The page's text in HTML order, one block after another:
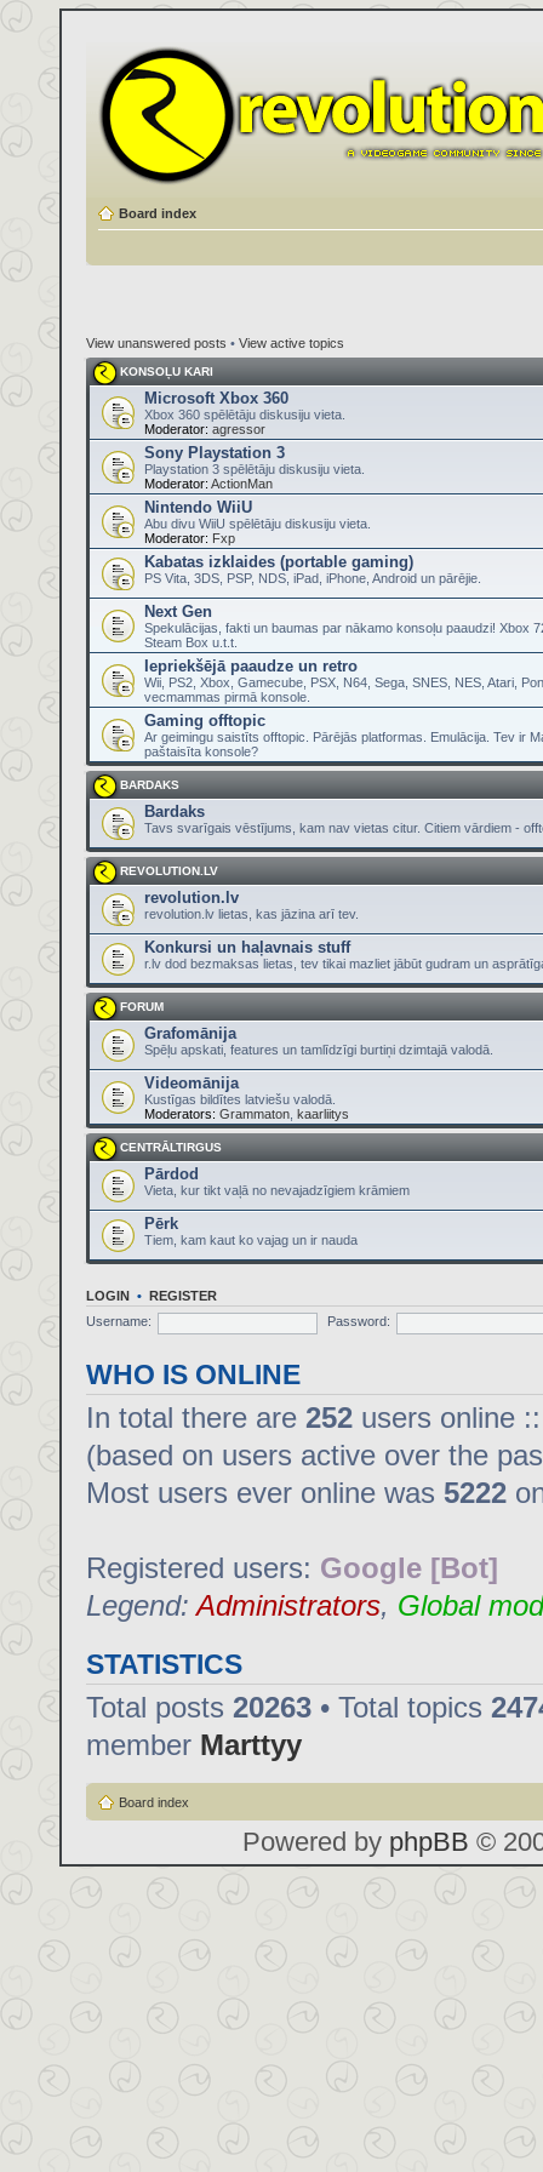
Board index
View unanswered posts • View active topics
KONSOĻU KARI
Microsoft Xbox 360
Xbox 360 spēlētāju diskusiju vieta.
Moderator: agressor
Sony Playstation 3
Playstation 3 spēlētāju diskusiju vieta.
Moderator: ActionMan
Nintendo WiiU
Abu divu WiiU spēlētāju diskusiju vieta.
Moderator: Fxp
Kabatas izklaides (portable gaming)
PS Vita, 3DS, PSP, NDS, iPad, iPhone, Android un pārējie.
Next Gen
Spekulācijas, fakti un baumas par nākamo konsoļu paaudzi! Xbox
Steam Box u.t.t.
Iepriekšējā paaudze un retro
Wii, PS2, Xbox, Gamecube, PSX, N64, Sega, SNES, NES, Atari,
vecmammas pirmā konsole.
Gaming offtopic
Ar geimingu saistīts offtopic. Pārējās platformas. Emulācija. Tev ir
paštaisīta konsole?
BARDAKS
Bardaks
Tavs svarīgais vēstījums, kam nav vietas citur. Citiem vārdiem -
REVOLUTION.LV
revolution.lv
revolution.lv lietas, kas jāzina arī tev.
Konkursi un haļavnais stuff
r.lv dod bezmaksas lietas, tev tikai mazliet jābūt gudram un
FORUM
Grafomānija
Spēļu apskati, features un tamlīdzīgi burtiņi dzimtajā valodā.
Videomānija
Kustīgas bildītes latviešu valodā.
Moderators: Grammaton kaarliitys
CENTRĀLTIRGUS
Pārdod
Vieta, kur tikt vaļā no nevajadzīgiem krāmiem
Pērk
Tiem, kam kaut ko vajag un ir nauda
LOGIN • REGISTER
Username:
Password:
WHO IS ONLINE
In total there are 252 users online
(based on users active over the
Most users ever online was 5222
Registered users: Google [Bot]
Legend:Administrators, Global
STATISTICS
Total posts 20263 • Total topics
member Marttyy
Board index
Powered by phpBB ©